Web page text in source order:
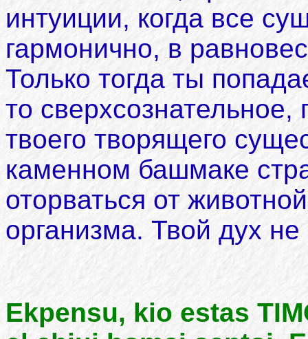
интуиции, когда все
гармонично, в
Только тогда ты
то сверхсознательное,
твоего творящего
каменном башмаке
оторваться от
организма. Твой дух
Ekpensu, kio estas